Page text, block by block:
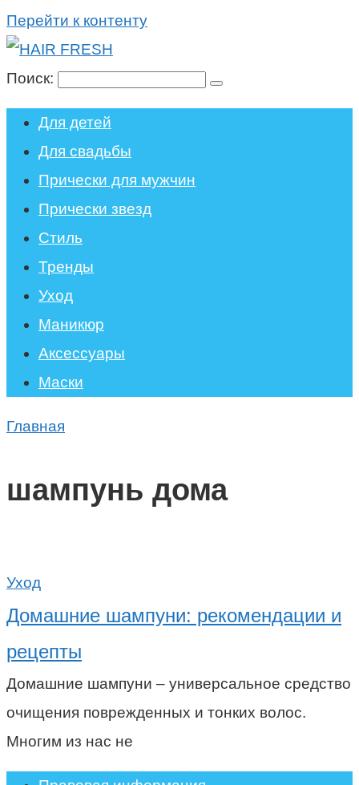
Перейти к контенту
Поиск:
Для детей
Для свадьбы
Прически для мужчин
Прически звезд
Стиль
Тренды
Уход
Маникюр
Аксессуары
Маски
Главная
шампунь дома
Уход
Домашние шампуни: рекомендации и
рецепты
Домашние шампуни – универсальное средство
очищения поврежденных и тонких волос.
Многим из нас не